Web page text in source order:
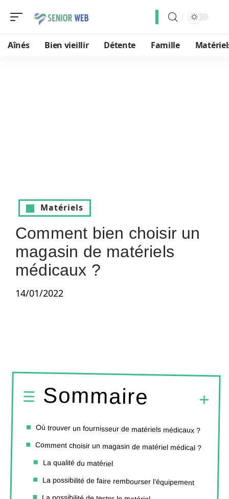
Aînés Bien vieillir Détente Famille
Matériels
Comment bien choisir un
magasin de matériels
médicaux ?
14/01/2022
Sommaire
Où trouver un fournisseur de matériels médicaux ?
Comment choisir un magasin de matériel médical ?
La qualité du matériel
La possibilité de faire rembourser l’équipement